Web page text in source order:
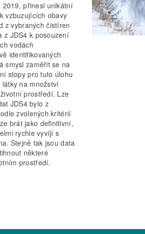
2019, přinesl unikátní
vzbuzujících obavy
z vybraných čistíren
z JDS4 k posouzení
vodách
identifikovaných
smysl zaměřit se na
stopy pro tuto úlohu
na množství
prostředí. Lze
JDS4 bylo z
zvolených kritérií
brát jako definitivní,
rychle vyvíjí s
Stejně tak jsou data
některé
prostředí.